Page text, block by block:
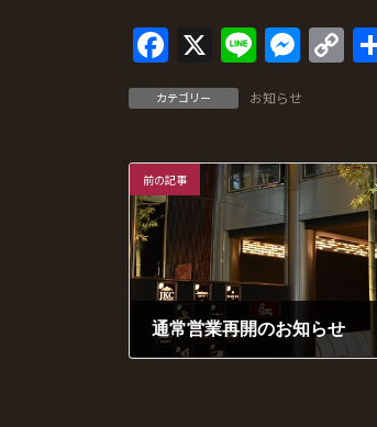
F
ac
e
o
k
X
Li
e
M
g
er
C
Li
n
k
カテゴリー お知らせ
前の記事
通常営業再開のお知らせ